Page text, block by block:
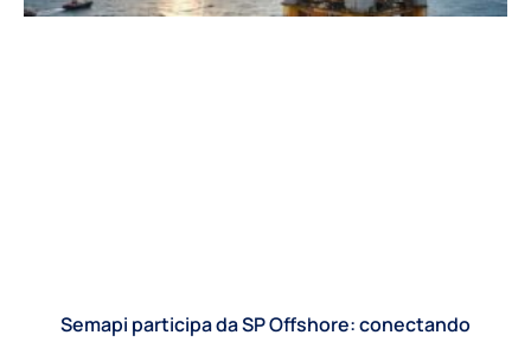
Semapi participa da SP Offshore: conectando